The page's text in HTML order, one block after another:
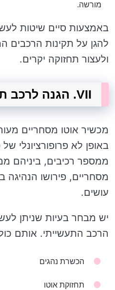
מורשה.
באמצעות סיים שיטות
להגן על תקינות הרכבים
ולעצור תחזוקה יקרים.
VII. הגנה לרכב תעשייתי
מכשיר אוטו מסחריים
באופן לא פרופורציונלי
ממספר רכיבים, ביניהם
מסחריים, פירושו
עושים.
יש מבחר בעיות שניתן
הרכב התעשייתי. אותם
הכשרת נהגים
תחזוקת אוטו